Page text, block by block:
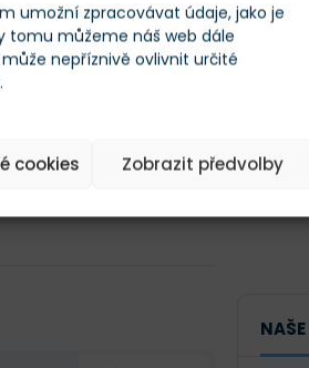
umožní zpracovávat údaje, jako je
tomu můžeme náš web dále
nepříznivě ovlivnit určité
cookies Zobrazit předvolby